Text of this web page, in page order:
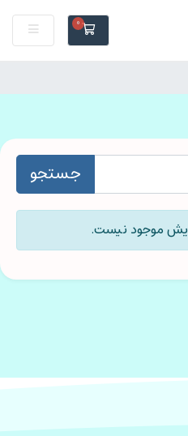
0
جستجو
موجود نیست.